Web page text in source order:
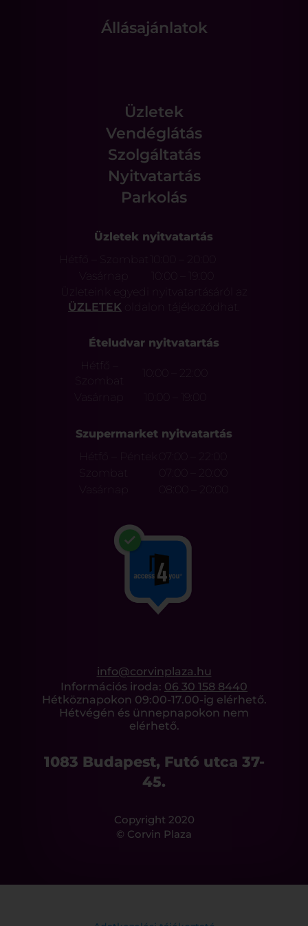
Állásajánlatok
Üzletek
Vendéglátás
Szolgáltatás
Nyitvatartás
Parkolás
Üzletek nyitvatartás
Hétfő – Szombat
10:00 – 20:00
Vasárnap
Üzleteink egyedi nyitvatartásáról az
ÜZLETEK oldalon tájékozódhat.
Ételudvar nyitvatartás
Hétfő –
Szombat
10:00 – 22:00
Vasárnap
Szupermarket nyitvatartás
Hétfő – Péntek
07:00 – 22:00
Szombat
07:00 – 20:00
Vasárnap
08:00 – 20:00
info@corvinplaza.hu
Információs iroda: 06 30 158 8440
Hétköznapokon 09:00-17.00-ig elérhető.
Hétvégén és ünnepnapokon nem
elérhető.
1083 Budapest, Futó utca 37-
45.
Copyright 2020
© Corvin Plaza